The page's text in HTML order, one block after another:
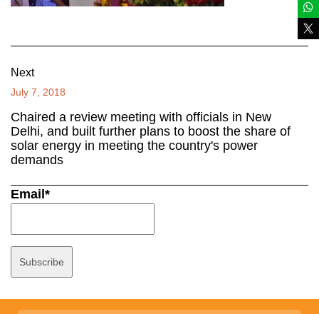
Next
July 7, 2018
Chaired a review meeting with officials in New
Delhi, and built further plans to boost the share of
solar energy in meeting the country's power
demands
Email*